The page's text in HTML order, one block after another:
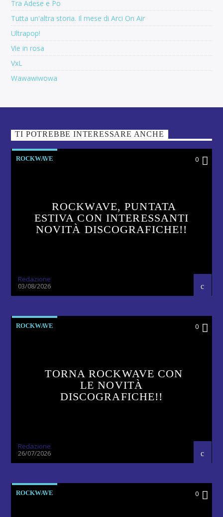
Tra Adese e Po
Tutta un'altra storia. Il mese di Arci On Air
Ultrapop!
Vie in rosa
VxL
Wawawiwowa
TI POTREBBE INTERESSARE ANCHE
ROCKWAVE 0
ROCKWAVE, PUNTATA
ESTIVA CON INTERESSANTI
NOVITÀ DISCOGRAFICHE!!
Redazione
03/08/2026
ROCKWAVE 0
TORNA ROCKWAVE CON
LE NOVITÀ
DISCOGRAFICHE!!
Redazione
26/07/2026
ROCKWAVE 0